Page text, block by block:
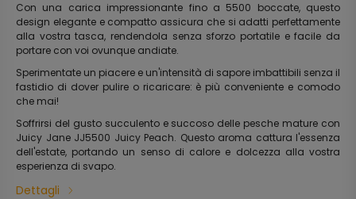
Con una carica impressionante fino a 5500 boccate, questo
design elegante e compatto assicura che si adatti perfettamente
alla vostra tasca, rendendola senza sforzo portatile e facile da
portare con voi ovunque andiate.
Sperimentate un piacere e un'intensità di sapore imbattibili senza il
fastidio di dover pulire o ricaricare: è più conveniente e comodo
che mai!
Soffrirsi del gusto succulento e succoso delle pesche mature con
Juicy Jane JJ5500 Juicy Peach. Questo aroma cattura l'essenza
dell'estate, portando un senso di calore e dolcezza alla vostra
esperienza di svapo.
Dettagli